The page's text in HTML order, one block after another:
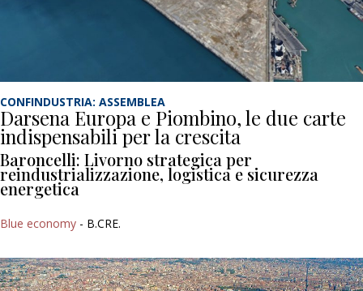
CONFINDUSTRIA: ASSEMBLEA
Darsena Europa e Piombino, le due carte
indispensabili per la crescita
Baroncelli: Livorno strategica per
reindustrializzazione, logistica e sicurezza
energetica
Blue economy - B.CRE.